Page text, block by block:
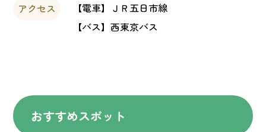
アクセス
【電車】ＪＲ五日市線
【バス】西東京バス
おすすめスポット